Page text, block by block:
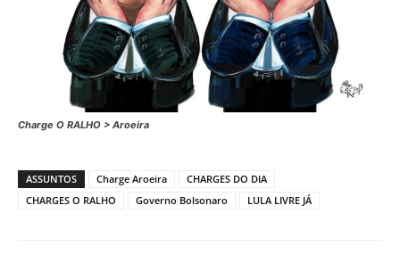
Charge O RALHO > Aroeira
ASSUNTOS Charge Aroeira
CHARGES DO DIA
CHARGES O RALHO
Governo Bolsonaro LULA LIVRE JÁ